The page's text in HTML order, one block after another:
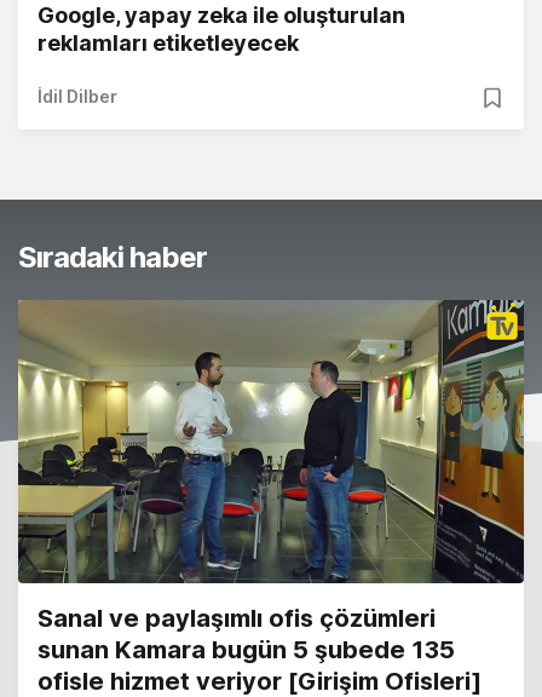
Google, yapay zeka ile oluşturulan
reklamları etiketleyecek
İdil Dilber
Sıradaki haber
Sanal ve paylaşımlı ofis çözümleri
sunan Kamara bugün 5 şubede 135
ofisle hizmet veriyor [Girişim Ofisleri]